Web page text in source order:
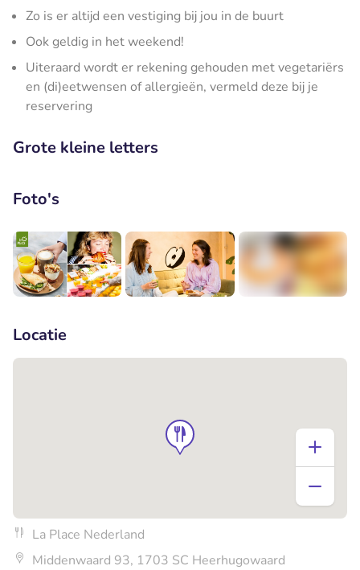
Zo is er altijd een vestiging bij jou in de buurt
Ook geldig in het weekend!
Uiteraard wordt er rekening gehouden met vegetariërs
en (di)eetwensen of allergieën, vermeld deze bij je
reservering
Grote kleine letters
Foto's
Locatie
La Place Nederland
Middenwaard 93, 1703 SC Heerhugowaard